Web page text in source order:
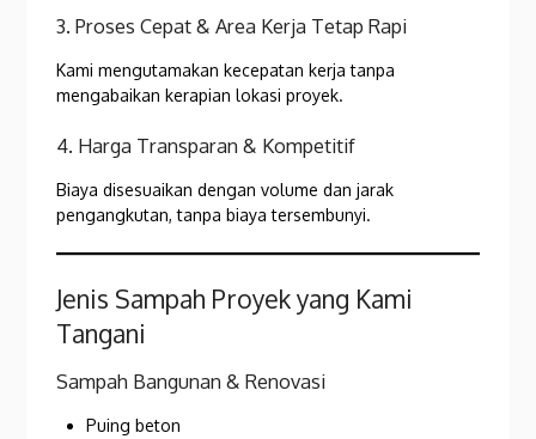
3. Proses Cepat & Area Kerja Tetap Rapi
Kami mengutamakan kecepatan kerja tanpa
mengabaikan kerapian lokasi proyek.
4. Harga Transparan & Kompetitif
Biaya disesuaikan dengan volume dan jarak
pengangkutan, tanpa biaya tersembunyi.
Jenis Sampah Proyek yang Kami
Tangani
Sampah Bangunan & Renovasi
Puing beton